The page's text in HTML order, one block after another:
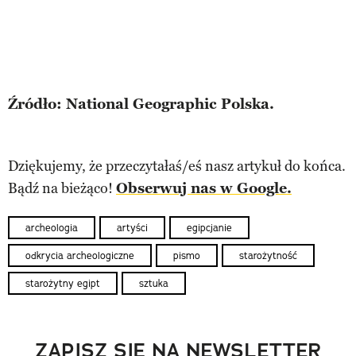
Źródło: National Geographic Polska.
Dziękujemy, że przeczytałaś/eś nasz artykuł do końca.
Bądź na bieżąco! Obserwuj nas w Google.
archeologia artyści egipcjanie
odkrycia archeologiczne pismo starożytność
starożytny egipt sztuka